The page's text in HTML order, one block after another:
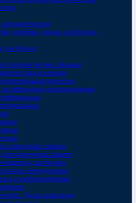
автоматические
скребки, малки для бетона
для бетона
затирки бетона. Кельмы
шва и кромки
машины
полировальные
затирочных машин
затирочных машин
машины для бетона
оборудование
и вибротрамбовки
Диски алмазные